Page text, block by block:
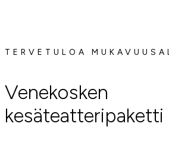
TERVETULOA
Venekosken
kesäteatteripaketti